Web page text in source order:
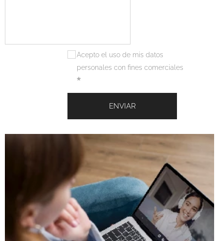
Acepto el uso de mis datos
personales con fines comerciales
ENVIAR